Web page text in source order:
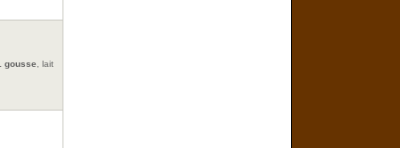
gousse , lait